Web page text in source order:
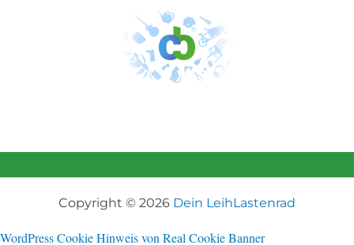
Copyright © 2026 Dein LeihLastenrad
WordPress Cookie Hinweis von Real Cookie Banner